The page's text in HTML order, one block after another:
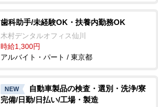
歯科助手/未経験OK・扶養内勤務OK
木村デンタルオフィス仙川
時給1,300円
アルバイト・パート / 東京都
NEW
自動車製品の検査・選別・洗浄/寮
完備/日勤/日払い/工場・製造